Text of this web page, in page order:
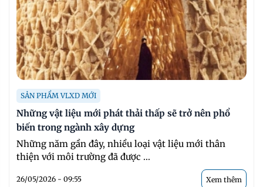
SẢN PHẨM VLXD MỚI
Những vật liệu mới phát thải thấp sẽ trở nên phổ
biến trong ngành xây dựng
Những năm gần đây, nhiều loại vật liệu mới thân
thiện với môi trường đã được ...
26/05/2026 - 09:55 Xem thêm